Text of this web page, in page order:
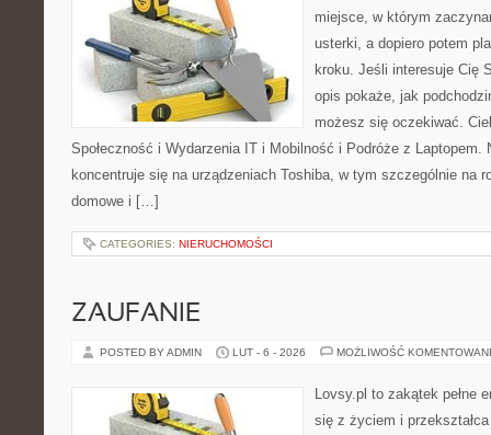
miejsce, w którym
usterki, a dopiero potem
kroku. Jeśli interesuje Cię
opis pokaże, jak
możesz się oczekiwać.
Społeczność i Wydarzenia IT i Mobilność i Podróże z Laptopem.
koncentruje się na urządzeniach Toshiba, w tym szczególnie na
domowe i […]
CATEGORIES: NIERUCHOMOŚCI
ZAUFANIE
POSTED BY ADMIN LUT - 6 - 2026 MOŻLIWOŚĆ
Lovsy.pl to zakątek pełne
się z życiem i